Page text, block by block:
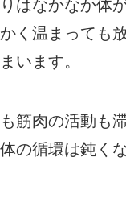
はなかなか体
く温まっても
います。
筋肉の活動も
の循環は鈍く